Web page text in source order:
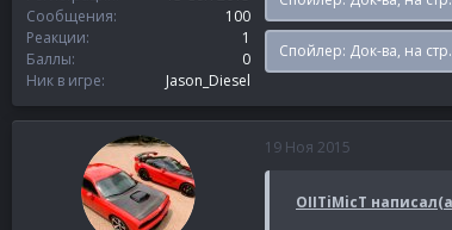
Сообщения
100
Реакции
1
Баллы
0
Ник в игре
Jason_Diesel
Спойлер: Док-ва, на
19 Ноя 2015
ОIITiMicT